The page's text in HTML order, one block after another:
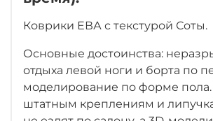
Коврики ЕВА с текстурой Соты.
Основные достоинства:
отдыха левой ноги и борта по
моделирование по форме пола.
штатным креплениям и